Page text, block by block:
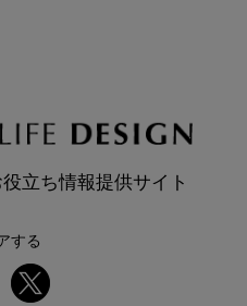
立ち情報提供サイト
する